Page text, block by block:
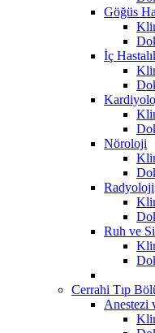
Göğüs
İç
Nöroloji
Radyoloji
Ruh ve
Cerrahi Tıp
Anestezi